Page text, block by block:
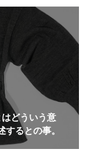
はどういう意
るとの事。